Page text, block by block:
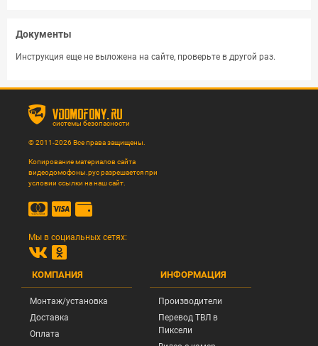
Документы
Инструкция еще не выложена на сайте, проверьте в другой раз.
vdomofony.ru
системы безопасности
© 2011-2026 Все права защищены.
Копирование материалов сайта
видеодомофоны.рус разрешается при
условии ссылки на наш сайт.
Мы в социальных сетях:
КОМПАНИЯ
Монтаж/установка
Доставка
Оплата
ИНФОРМАЦИЯ
Производители
Перевод ТВЛ в
Пиксели